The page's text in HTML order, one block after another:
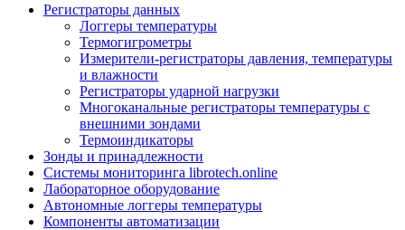
Регистраторы данных
Логгеры температуры
Термогигрометры
Измерители-регистраторы давления, температуры
и влажности
Регистраторы ударной нагрузки
Многоканальные регистраторы температуры с
внешними зондами
Термоиндикаторы
Зонды и принадлежности
Системы мониторинга librotech.online
Лабораторное оборудование
Автономные логгеры температуры
Компоненты автоматизации